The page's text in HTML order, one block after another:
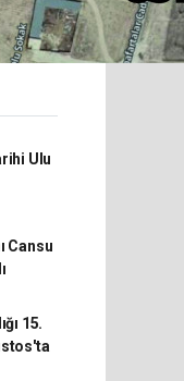
Ulu
Cansu
15.